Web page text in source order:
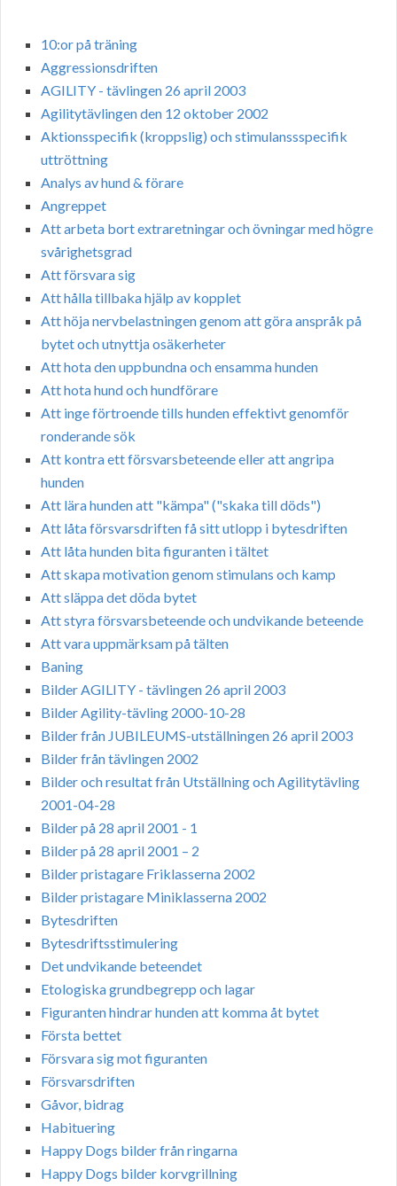
10:or på träning
Aggressionsdriften
AGILITY - tävlingen 26 april 2003
Agilitytävlingen den 12 oktober 2002
Aktionsspecifik (kroppslig) och stimulanssspecifik
uttröttning
Analys av hund & förare
Angreppet
Att arbeta bort extraretningar och övningar med högre
svårighetsgrad
Att försvara sig
Att hålla tillbaka hjälp av kopplet
Att höja nervbelastningen genom att göra anspråk på
bytet och utnyttja osäkerheter
Att hota den uppbundna och ensamma hunden
Att hota hund och hundförare
Att inge förtroende tills hunden effektivt genomför
ronderande sök
Att kontra ett försvarsbeteende eller att angripa
hunden
Att lära hunden att "kämpa" ("skaka till döds")
Att låta försvarsdriften få sitt utlopp i bytesdriften
Att låta hunden bita figuranten i tältet
Att skapa motivation genom stimulans och kamp
Att släppa det döda bytet
Att styra försvarsbeteende och undvikande beteende
Att vara uppmärksam på tälten
Baning
Bilder AGILITY - tävlingen 26 april 2003
Bilder Agility-tävling 2000-10-28
Bilder från JUBILEUMS-utställningen 26 april 2003
Bilder från tävlingen 2002
Bilder och resultat från Utställning och Agilitytävling
2001-04-28
Bilder på 28 april 2001 - 1
Bilder på 28 april 2001 – 2
Bilder pristagare Friklasserna 2002
Bilder pristagare Miniklasserna 2002
Bytesdriften
Bytesdriftsstimulering
Det undvikande beteendet
Etologiska grundbegrepp och lagar
Figuranten hindrar hunden att komma åt bytet
Första bettet
Försvara sig mot figuranten
Försvarsdriften
Gåvor, bidrag
Habituering
Happy Dogs bilder från ringarna
Happy Dogs bilder korvgrillning